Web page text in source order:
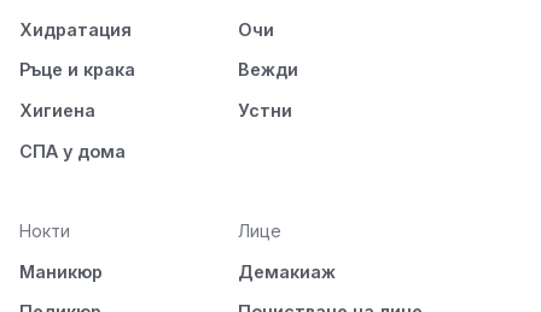
Хидратация
Ръце и крака
Хигиена
СПА у дома
Очи
Вежди
Устни
Нокти
Маникюр
Лице
Демакиаж